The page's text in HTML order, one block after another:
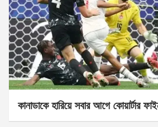
কানাডাকে হারিয়ে সবার আগে কোয়ার্টার